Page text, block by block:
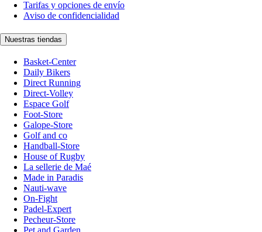
Tarifas y opciones de envío
Aviso de confidencialidad
Nuestras tiendas
Basket-Center
Daily Bikers
Direct Running
Direct-Volley
Espace Golf
Foot-Store
Galope-Store
Golf and co
Handball-Store
House of Rugby
La sellerie de Maé
Made in Paradis
Nauti-wave
On-Fight
Padel-Expert
Pecheur-Store
Pet and Garden